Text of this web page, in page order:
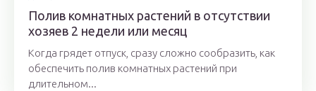
Полив комнатных растений в отсутствии
хозяев 2 недели или месяц
Когда грядет отпуск, сразу сложно сообразить, как
обеспечить полив комнатных растений при
длительном...